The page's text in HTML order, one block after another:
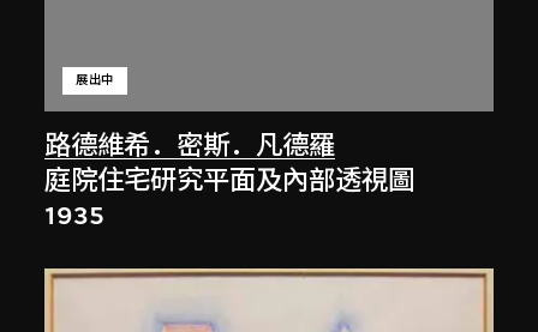
路德維希．密斯．凡德羅
展出中
庭院住宅研究平面及內部透視圖
1935